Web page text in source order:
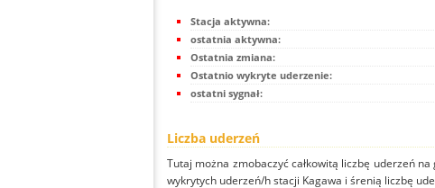
Stacja aktywna:
ostatnia aktywna:
Ostatnia zmiana:
Ostatnio wykryte uderzenie:
ostatni sygnał:
Liczba uderzeń
Tutaj można zmobaczyć całkowitą liczbę uderzeń
wykrytych uderzeń/h stacji Kagawa i śrenią liczbę